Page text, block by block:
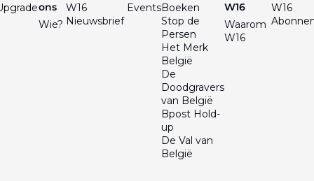
ons
Wie?
W16
Nieuwsbrief
EventsBoeken
Stop de
Persen
Het Merk
België
De
Doodgravers
van België
Bpost Hold-
up
De Val van
België
W16
Waarom
W16
W16